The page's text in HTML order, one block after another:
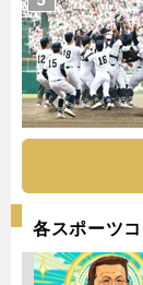
各スポーツ